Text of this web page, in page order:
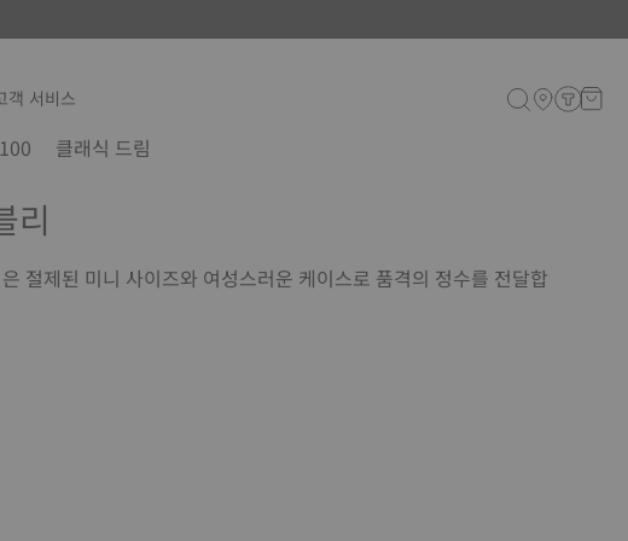
객 서비스
클래식 드림
리
절제된 미니 사이즈와 여성스러운 케이스로 품격의 정수를 전달합